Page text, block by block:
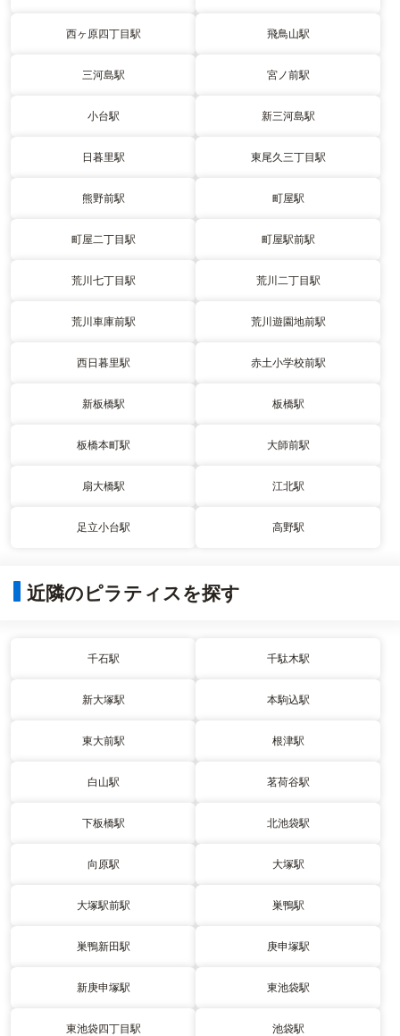
西ヶ原四丁目駅 飛鳥山駅
三河島駅 宮ノ前駅
小台駅 新三河島駅
日暮里駅 東尾久三丁目駅
熊野前駅 町屋駅
町屋二丁目駅 町屋駅前駅
荒川七丁目駅 荒川二丁目駅
荒川車庫前駅 荒川遊園地前駅
西日暮里駅 赤土小学校前駅
新板橋駅 板橋駅
板橋本町駅 大師前駅
扇大橋駅 江北駅
足立小台駅 高野駅
近隣のピラティスを探す
千石駅 千駄木駅
新大塚駅 本駒込駅
東大前駅 根津駅
白山駅 茗荷谷駅
下板橋駅 北池袋駅
向原駅 大塚駅
大塚駅前駅 巣鴨駅
巣鴨新田駅 庚申塚駅
新庚申塚駅 東池袋駅
東池袋四丁目駅 池袋駅